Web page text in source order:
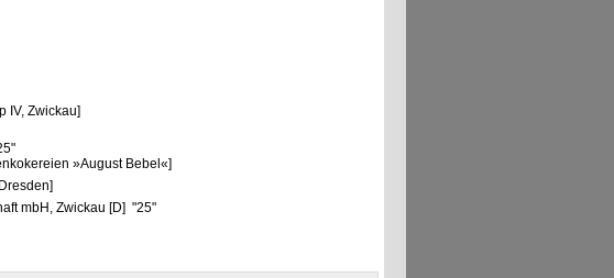
IV, Zwickau]
»August Bebel«]
mbH, Zwickau [D] "25"